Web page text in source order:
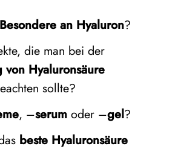
an Hyaluron?
die man bei der
Hyaluronsäure
sollte?
, –serumoder –gel?
beste Hyaluronsäure